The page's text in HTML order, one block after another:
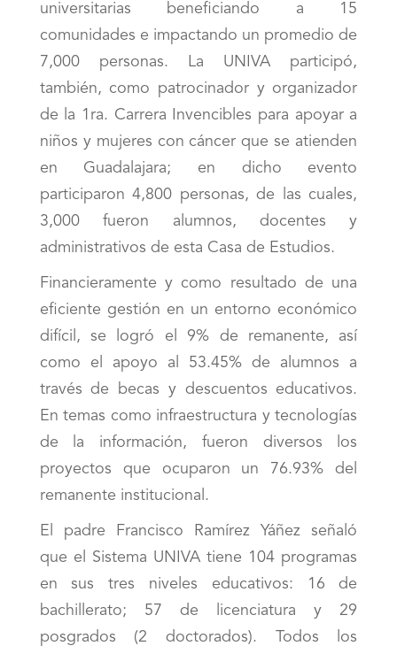
universitarias beneficiando a 15
comunidades e impactando un promedio de
7,000 personas. La UNIVA participó,
también, como patrocinador y organizador
de la 1ra. Carrera Invencibles para apoyar a
niños y mujeres con cáncer que se atienden
en Guadalajara; en dicho evento
participaron 4,800 personas, de las cuales,
3,000 fueron alumnos, docentes y
administrativos de esta Casa de Estudios.
Financieramente y como resultado de una
eficiente gestión en un entorno económico
difícil, se logró el 9% de remanente, así
como el apoyo al 53.45% de alumnos a
través de becas y descuentos educativos.
En temas como infraestructura y tecnologías
de la información, fueron diversos los
proyectos que ocuparon un 76.93% del
remanente institucional.
El padre Francisco Ramírez Yáñez señaló
que el Sistema UNIVA tiene 104 programas
en sus tres niveles educativos: 16 de
bachillerato; 57 de licenciatura y 29
posgrados (2 doctorados). Todos los